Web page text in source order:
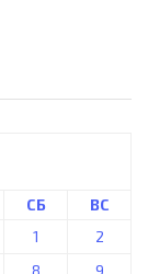
СБ
ВС
1
2
8
9